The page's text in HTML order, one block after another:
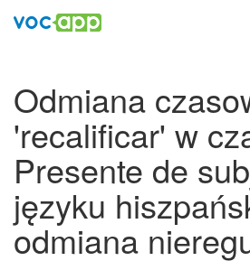
Odmiana
'recalificar' w
Presente de
języku
odmiana